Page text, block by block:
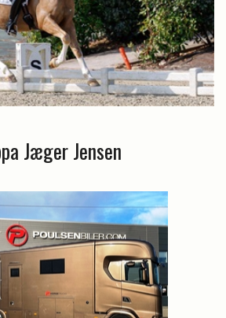
Jæger Jensen